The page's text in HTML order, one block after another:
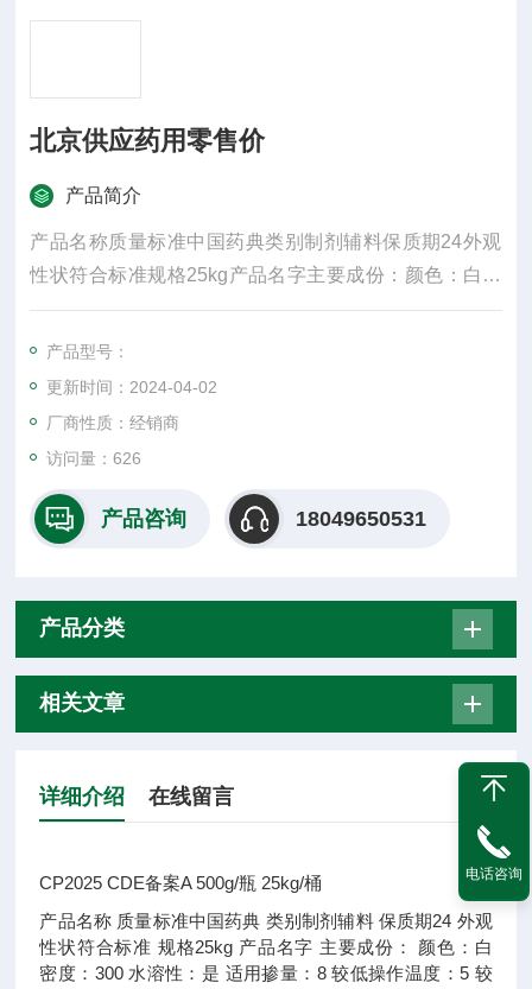
北京供应药用零售价
产品简介
产品名称质量标准中国药典类别制剂辅料保质期24外观
性状符合标准规格25kg产品名字主要成份：颜色：白密
度：300水溶性：是适用掺量：8较低操作温度：5较高操
作温度：30包装规格：25纤维直径15um±3是否进口否2
017年10月27日
产品型号：
更新时间：2024-04-02
厂商性质：经销商
访问量：626
产品咨询 18049650531
产品分类
相关文章
详细介绍 在线留言
CP2025 CDE备案A 500g/瓶 25kg/桶
产品名称 质量标准中国药典 类别制剂辅料 保质期24 外观
性状符合标准 规格25kg 产品名字 主要成份： 颜色： 白
密度： 300 水溶性： 是 适用掺量： 8 较低操作温度：5 较
电话咨询